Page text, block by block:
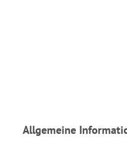
Allgemeine